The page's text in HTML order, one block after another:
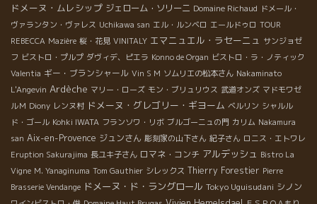
ドメーヌ・ムレシップ ジェローム・ソリーニ Domaine Richaud ドメール・
ヴァランタン・ヴァレス Uchikawa san エル・ルンベロ エールドゥロ TOUR
REBECCA Mazière 桜・花見 VINITALY エマニュエル・ラセーニュ サンジョゼ
フ ビストロ・プルプ ダヴィデ、ピエラ Konno de Organ ビストロ・ラ・ノティック
Valentia ギー・ブランシャール Vin S M ソムリエの松本さん Nakaminato
L'Angevin Ardèche マリー・ローズ モン・ブリュリウス 武道オンズ マドモワゼ
ルＭ Diony レンヌ村 ドメーヌ・グレゴリー・ギヨーム ベルリン シャルル
ド・ゴール Kohki IWATA フランソワ・リボ ブルゴーニュの門 カリム Nakamura
san Aix-en-Provence ジュンさん 彫刻家の山下さん 紀子さん ロニス・エトワレ
Eruption Sakurajima 長ユキ子さん ロマネ・コンチ アルデッシュ Bistro La
Vigne M. Yanaginuma Tom Gauthier シレックス Thierry Forestier Pierre
Brasserie Vendange ドメーヌ・ド・ラングロール Tokyo Uguisudani シノン